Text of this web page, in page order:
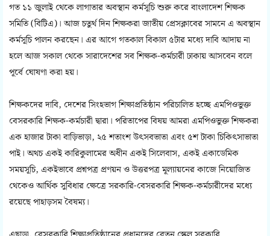
গত ১১ জুলাই থেকে লাগাতার অবস্থান কর্মসূচি শুরু করে বাংলাদেশ শিক্ষক
সমিতি (বিটিএ)। আজ চতুর্থ দিন শিক্ষকরা জাতীয় প্রেসক্লাবের সামনে এ অবস্থান
কর্মসূচি পালন করছেন। এর আগে গতকাল বিকাল ৫টার মধ্যে দাবি আদায় না
হলে আজ সকাল থেকে সারাদেশের সব শিক্ষক-কর্মচারী ঢাকায় আসবেন বলে
পূর্বে ঘোষণা করা হয়।
শিক্ষকদের দাবি, দেশের সিংহভাগ শিক্ষাপ্রতিষ্ঠান পরিচালিত হচ্ছে এমপিওভুক্ত
বেসরকারি শিক্ষক-কর্মচারী দ্বারা। পরিতাপের বিষয় আমরা এমপিওভুক্ত শিক্ষকরা
এক হাজার টাকা বাড়িভাড়া, ২৫ শতাংশ উৎসবভাতা এবং ৫শ টাকা চিকিৎসাভাতা
পাই। অথচ একই কারিকুলামের অধীন একই সিলেবাস, একই একাডেমিক
সময়সূচি, একইভাবে প্রশ্নপত্র প্রণয়ন ও উত্তরপত্র মূল্যায়নের কাজে নিয়োজিত
থেকেও আর্থিক সুবিধার ক্ষেত্রে সরকারি-বেসরকারি শিক্ষক-কর্মচারীদের মধ্যে
রয়েছে পাহাড়সম বৈষম্য।